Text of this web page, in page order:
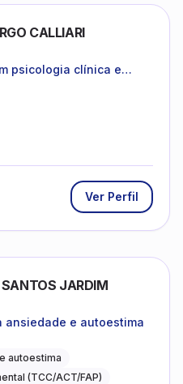
CALLIARI
psicologia clínica e
Ver Perfil
JARDIM
ansiedade e autoestima
autoestima
(TCC/ACT/FAP)